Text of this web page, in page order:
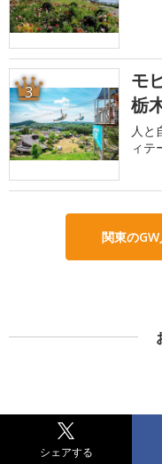
3
モ
栃
人と
ィテ
関東の
シェアする